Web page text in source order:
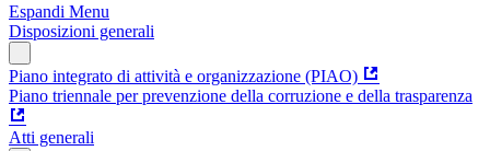
Espandi Menu
Disposizioni generali
Piano integrato di attività e organizzazione (PIAO)
Piano triennale per prevenzione della corruzione e della trasparenza
Atti generali